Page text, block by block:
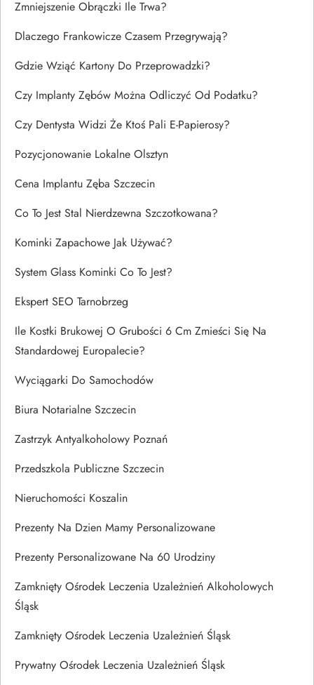
Zmniejszenie Obrączki Ile Trwa?
Dlaczego Frankowicze Czasem Przegrywają?
Gdzie Wziąć Kartony Do Przeprowadzki?
Czy Implanty Zębów Można Odliczyć Od Podatku?
Czy Dentysta Widzi Że Ktoś Pali E-Papierosy?
Pozycjonowanie Lokalne Olsztyn
Cena Implantu Zęba Szczecin
Co To Jest Stal Nierdzewna Szczotkowana?
Kominki Zapachowe Jak Używać?
System Glass Kominki Co To Jest?
Ekspert SEO Tarnobrzeg
Ile Kostki Brukowej O Grubości 6 Cm Zmieści Się Na
Standardowej Europalecie?
Wyciągarki Do Samochodów
Biura Notarialne Szczecin
Zastrzyk Antyalkoholowy Poznań
Przedszkola Publiczne Szczecin
Nieruchomości Koszalin
Prezenty Na Dzien Mamy Personalizowane
Prezenty Personalizowane Na 60 Urodziny
Zamknięty Ośrodek Leczenia Uzależnień Alkoholowych
Śląsk
Zamknięty Ośrodek Leczenia Uzależnień Śląsk
Prywatny Ośrodek Leczenia Uzależnień Śląsk